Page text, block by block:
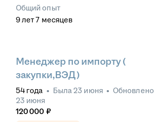
Общий опыт
9лет 7 месяцев
Менеджер по импорту (
закупки,ВЭД)
54 года • Была 23 июня • Обновлено
23 июня
120 000 ₽